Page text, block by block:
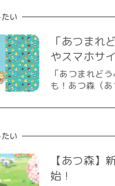
い
「あつまれ
やスマホサ
「あつまれど
も！あつ森（
い
【あつ森】
始！